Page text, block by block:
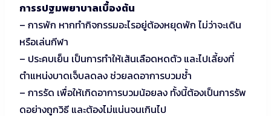
การรปฐมพยาบาลเบื้องต้น
– การพัก หากทำกิจกรรมอะไรอยู่ต้องหยุดพัก ไม่ว่าจะเดิน
หรือเล่นกีฬา
– ประคบเย็น เป็นการทำให้เส้นเลือดหดตัว และไปเลี้ยงที่
ตำแหน่งบาดเจ็บลดลง ช่วยลดอาการบวมช้ำ
– การรัด เพื่อให้เกิดอาการบวมน้อยลง ทั้งนี้ต้องเป็นการรัพ
ดอย่างถูกวิธี และต้องไม่แน่นจนเกินไป